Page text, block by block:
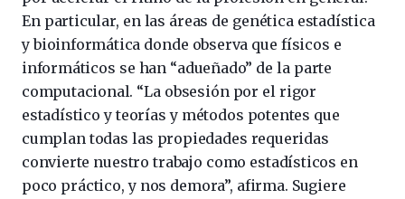
En particular, en las áreas de genética estadística
y bioinformática donde observa que físicos e
informáticos se han “adueñado” de la parte
computacional. “La obsesión por el rigor
estadístico y teorías y métodos potentes que
cumplan todas las propiedades requeridas
convierte nuestro trabajo como estadísticos en
poco práctico, y nos demora”, afirma. Sugiere